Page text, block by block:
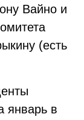
Вайно и
(есть
январь в